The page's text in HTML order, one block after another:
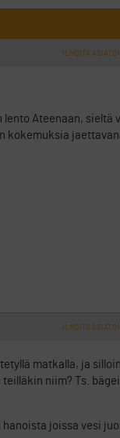
ILMOITA
lento Ateenaan,
kokemuksia
ILMOITA
matkalla, ja
niim? Ts.
joissa vesi